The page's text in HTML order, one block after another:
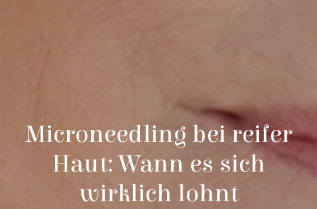
Microneedling bei reifer
Haut: Wann es sich
wirklich lohnt